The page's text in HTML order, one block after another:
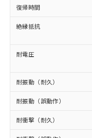
復帰時間
絶縁抵抗
耐電圧
耐振動（耐久）
耐振動（誤動作）
耐衝撃（耐久）
以下の条件をお
ご利用ください。
本サービ
商品の当
(税抜)を
当社制御
本サービ
ことをご
在庫状況
記載して
タに基づ
対応予定なし：
非含有に非対
定はありません。
調査・確認中
非含有の対応
非該当品：ラ
害物質有無と関
仕入先様の事情
いたものが、含
むを得ず変更
*EU RoHS指令（10
鉛(Pb) 1000ppm以
※1 中国
「○」：最大
基準値以下で
「×」：最大均
基準値を超えて
「－」：未確認
い合わせくださ
当社は、
為替およ
（以下｢
または国